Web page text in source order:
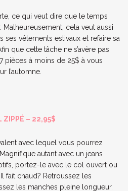
ce qui veut dire que le temps
Malheureusement, cela veut aussi
ses vêtements estivaux et refaire sa
que cette tâche ne s’avère pas
pièces à moins de 25$ à vous
l’automne.
ZIPPÉ – 22,95$
avec lequel vous pourrez
autant avec un jeans
portez-le avec le col ouvert ou
fait chaud? Retroussez les
les manches pleine longueur.